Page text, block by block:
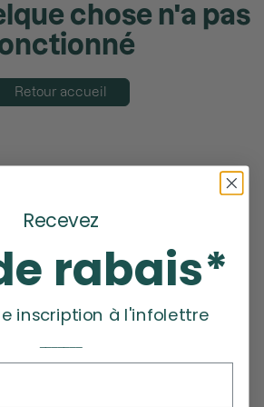
chose n'a pas
Retour accueil
Recevez
rabais*
inscription à l'infolettre